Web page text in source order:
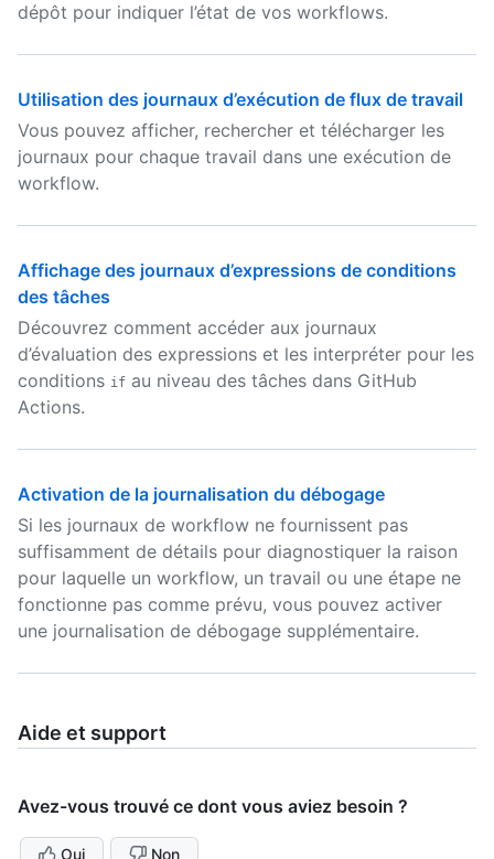
dépôt pour indiquer l’état de vos workflows.
Utilisation des journaux d’exécution de flux de travail
Vous pouvez afficher, rechercher et télécharger les
journaux pour chaque travail dans une exécution de
workflow.
Affichage des journaux d’expressions de conditions
des tâches
Découvrez comment accéder aux journaux
d’évaluation des expressions et les interpréter pour les
conditions if au niveau des tâches dans GitHub
Actions.
Activation de la journalisation du débogage
Si les journaux de workflow ne fournissent pas
suffisamment de détails pour diagnostiquer la raison
pour laquelle un workflow, un travail ou une étape ne
fonctionne pas comme prévu, vous pouvez activer
une journalisation de débogage supplémentaire.
Aide et support
Avez-vous trouvé ce dont vous aviez besoin ?
Oui Non